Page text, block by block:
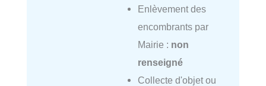
Enlèvement des
encombrants par
Mairie : non
renseigné
Collecte d'objet ou